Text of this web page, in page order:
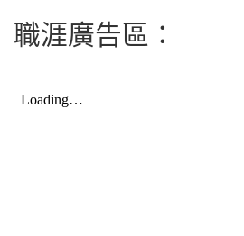
職涯廣告區：